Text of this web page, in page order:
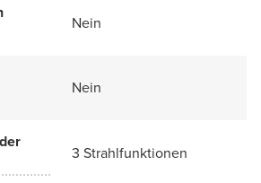
Nein
Nein
3 Strahlfunktionen